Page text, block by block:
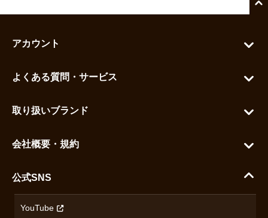
アカウント
お気に入りを見る
よくある質問・サービス
ご利用ガイド
配送・送料について
取り扱いブランド
セイコー
カシオ
ミナセ
会社概要・規約
沿革
公式SNS
YouTube